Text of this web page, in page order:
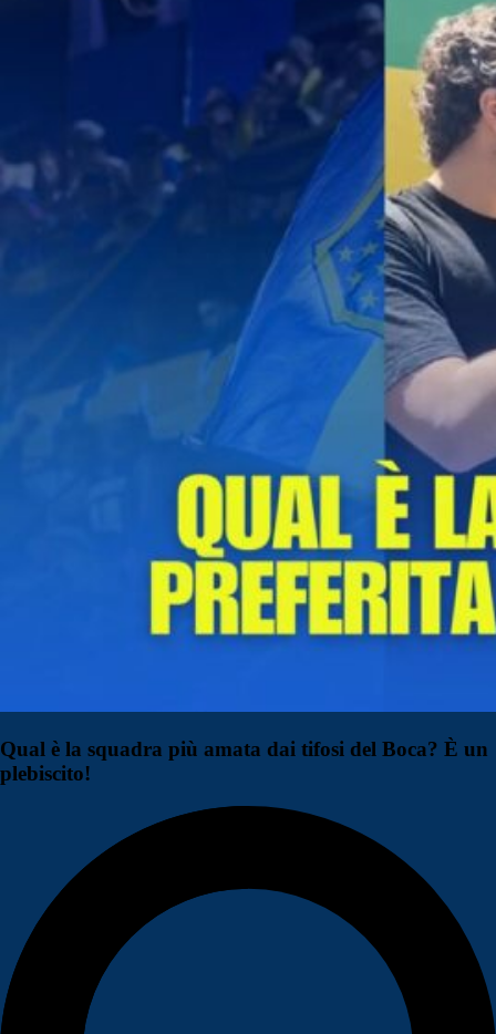
Qual è la squadra più amata dai tifosi del Boca? È un
plebiscito!